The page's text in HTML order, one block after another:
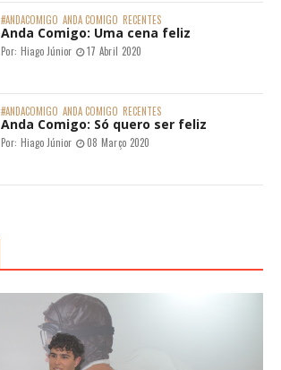
#ANDACOMIGO ANDA COMIGO RECENTES
Anda Comigo: Uma cena feliz
Por: Hiago Júnior 17 Abril 2020
#ANDACOMIGO ANDA COMIGO RECENTES
Anda Comigo: Só quero ser feliz
Por: Hiago Júnior 08 Março 2020